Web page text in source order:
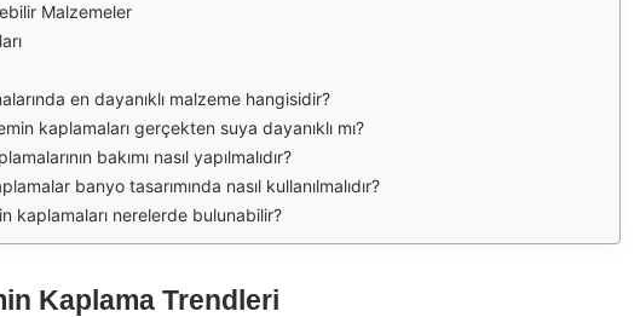
Malzemeler
en dayanıklı malzeme hangisidir?
kaplamaları gerçekten suya dayanıklı mı?
bakımı nasıl yapılmalıdır?
banyo tasarımında nasıl kullanılmalıdır?
kaplamaları nerelerde bulunabilir?
Kaplama Trendleri